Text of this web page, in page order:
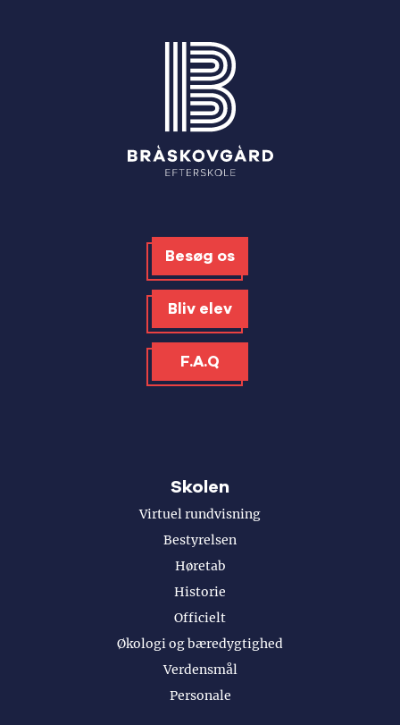
Besøg os
Bliv elev
F.A.Q
Skolen
Virtuel rundvisning
Bestyrelsen
Høretab
Historie
Officielt
Økologi og bæredygtighed
Verdensmål
Personale